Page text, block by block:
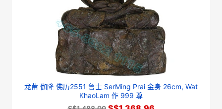
龙莆 伽隆 佛历2551 鲁士 SerMing Prai 金身 26cm, Wat
KhaoLam 作 999 尊